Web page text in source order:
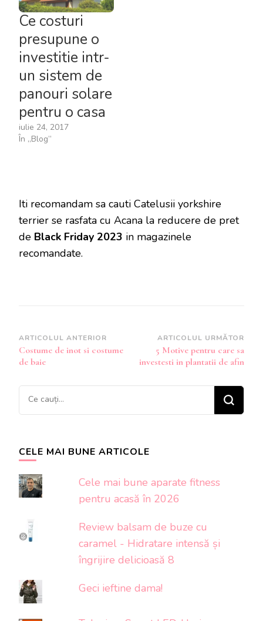
Ce costuri
presupune o
investitie intr-
un sistem de
panouri solare
pentru o casa
iulie 24, 2017
În „Blog”
Iti recomandam sa cauti Catelusii yorkshire
terrier se rasfata cu Acana la reducere de pret
de Black Friday 2023 in magazinele
recomandate.
Navigare
în
ARTICOLUL ANTERIOR
Costume de inot si costume
de baie
ARTICOLUL URMĂTOR
5 Motive pentru care sa
investesti in plantatii de afin
Cauți
ceva?
CELE MAI BUNE ARTICOLE
Cele mai bune aparate fitness
pentru acasă în 2026
Review balsam de buze cu
caramel - Hidratare intensă și
îngrijire delicioasă 8
Geci ieftine dama!